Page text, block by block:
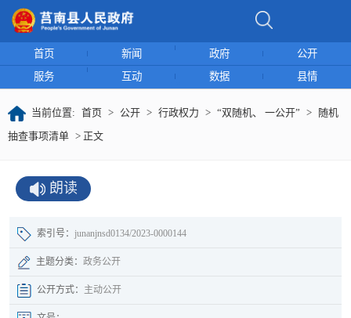
首页 新闻 政府
公开
服务
互动 数据 县情
当前位置: 首页 > 公开 > 行政权力 > “双随机、 一公开” > 随机
抽查事项清单 > 正文
朗读
索引号： junanjnsd0134/2023-0000144
主题分类： 政务公开
公开方式： 主动公开